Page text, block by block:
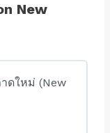
New
ดใหม่ (New